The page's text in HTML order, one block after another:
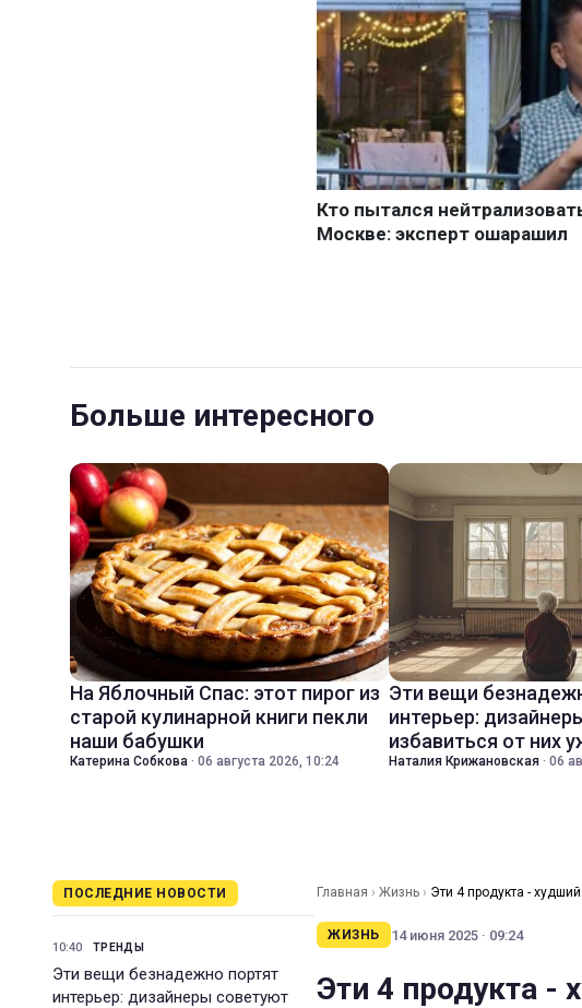
Больше интересного
На Яблочный Спас: этот пирог из
старой кулинарной книги пекли
наши бабушки
Катерина Собкова · 06 августа 2026, 10:24
Эти вещи
интерьер:
избавиться от них
Наталия Крижановская · 06
ПОСЛЕДНИЕ НОВОСТИ
10:40 ТРЕНДЫ
Эти вещи безнадежно портят
интерьер: дизайнеры советуют
Главная › Жизнь › Эти 4 продукта -
ЖИЗНЬ 14 июня 2025 · 09:24
Эти 4 продукта -